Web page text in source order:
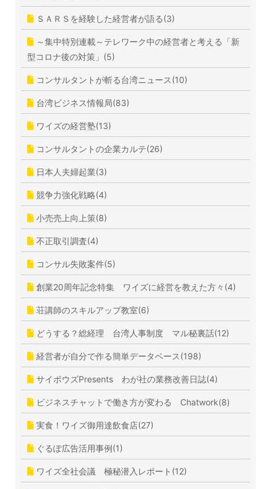
ＳＡＲＳを経験した経営者が語る(3)
～集中特別連載～テレワーク中の経営者と考える「新
型コロナ後の対策」(5)
コンサルタントが斬る台湾ニュース(10)
台湾ビジネス情報局(83)
ワイズの経営塾(13)
コンサルタントの企業カルテ(26)
日本人夫婦起業(3)
競争力強化戦略(4)
小売売上向上策(8)
不正取引調査(4)
コンサル失敗案件(5)
創業20周年記念特集 ワイズに経営を教えた方々(4)
荘講師のスキルアップ教室(6)
どうする？総経理 台湾人事制度 マル秘裏話(12)
経営者が自分で作る簡単データベース(198)
サイボウズPresents わが社の業務改善日誌(4)
ビジネスチャットで働き方が変わる Chatwork(8)
実食！ワイズ御用達飲食店(27)
ぐるぽ広告活用事例(1)
ワイズ全社会議 極秘潜入レポート(12)